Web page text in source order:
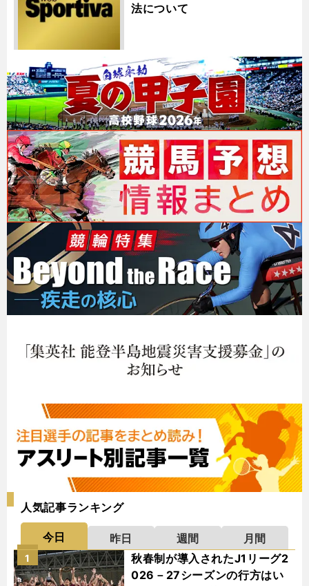
法について
人気記事ランキング
今日 昨日 週間
月間
秋春制が導入されたJ1リーグ2
026－27シーズンの行方はい
1